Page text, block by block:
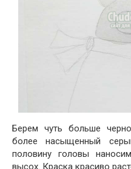
Берем чуть больше
более насыщенный
половину головы
высох. Краска красиво